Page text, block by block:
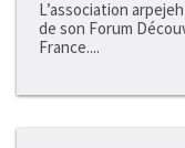
L’association
de son Forum
France....